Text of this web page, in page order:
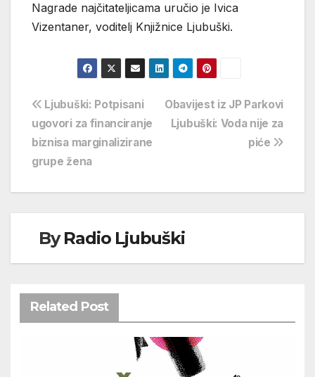
Nagrade najčitateljicama uručio je Ivica
Vizentaner, voditelj Knjižnice Ljubuški.
Navigacija
objava
Obavijest iz JP Parkovi
Ljubuški: Voda nije za
piće
Ljubuški: Potpisani
ugovori za financiranje
biznisa marginalizirane
grupe žena
ByRadio Ljubuški
Related Post